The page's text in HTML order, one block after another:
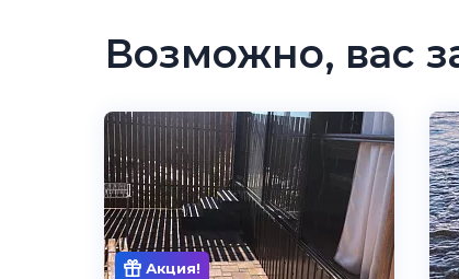
Возможно, вас
Акция!